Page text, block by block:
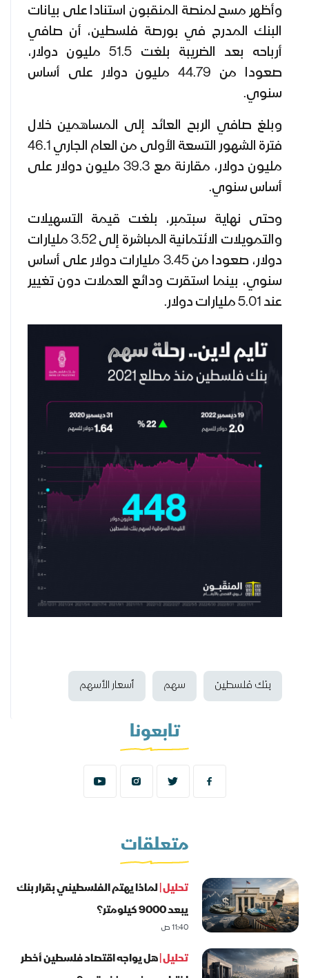
وأظهر مسح لمنصة المنقبون استنادا على بيانات
البنك المدرج في بورصة فلسطين، أن صافي
أرباحه بعد الضريبة بلغت 51.5 مليون دولار،
صعودا من 44.79 مليون دولار على أساس
سنوي.
وبلغ صافي الربح العائد إلى المساهمين خلال
فترة الشهور التسعة الأولى من العام الجاري 46.1
مليون دولار، مقارنة مع 39.3 مليون دولار على
أساس سنوي.
وحتى نهاية سبتمبر، بلغت قيمة التسهيلات
والتمويلات الائتمانية المباشرة إلى 3.52 مليارات
دولار، صعودا من 3.45 مليارات دولار على أساس
سنوي، بينما استقرت ودائع العملات دون تغيير
عند 5.01 مليارات دولار.
بنك فلسطين سهم أسعار الأسهم
تابعونا
متعلقات
تحليل |لماذا يهتم الفلسطيني بقرار بنك
يبعد 9000 كيلومتر؟
11:40 ص
تحليل |هل يواجه اقتصاد فلسطين أخطر